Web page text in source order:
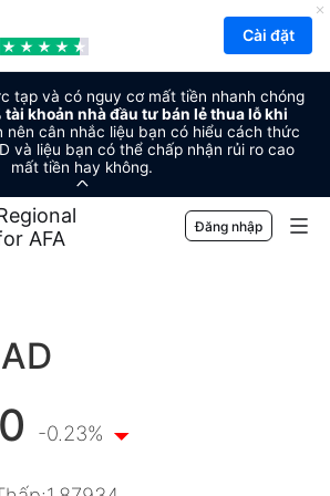
Cài đặt
tạp và có nguy cơ mất tiền nhanh chóng
tài khoản nhà đầu tư bán lẻ thua lỗ khi
nên cân nhắc liệu bạn có hiểu cách thức
và liệu bạn có thể chấp nhận rủi ro cao
mất tiền hay không.
Sponsor
AFA
Đăng nhập
-0.23%